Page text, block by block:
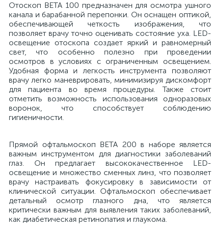
Отоскоп BETA 100 предназначен для осмотра ушного
канала и барабанной перепонки. Он оснащен оптикой,
обеспечивающей четкость изображения, что
позволяет врачу точно оценивать состояние уха. LED-
освещение отоскопа создает яркий и равномерный
свет, что особенно полезно при проведении
осмотров в условиях с ограниченным освещением.
Удобная форма и легкость инструмента позволяют
врачу легко маневрировать, минимизируя дискомфорт
для пациента во время процедуры. Также стоит
отметить возможность использования одноразовых
воронок, что способствует соблюдению
гигиеничности.
Прямой офтальмоскоп BETA 200 в наборе является
важным инструментом для диагностики заболеваний
глаз. Он предлагает высококачественное LED-
освещение и множество сменных линз, что позволяет
врачу настраивать фокусировку в зависимости от
клинической ситуации. Офтальмоскоп обеспечивает
детальный осмотр глазного дна, что является
критически важным для выявления таких заболеваний,
как диабетическая ретинопатия и глаукома.